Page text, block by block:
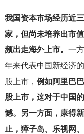
我国资本市场经历近
家，但尚未培养出市
频出走海外上市。 一
年来代表中国新经济
股上市， 例如阿里巴
股上市，这对于中国
憾。另一方面，康得
止，獐子岛、乐视网